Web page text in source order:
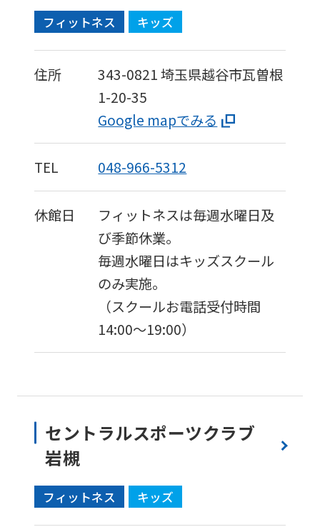
フィットネス キッズ
住所 343-0821埼玉県越谷市瓦曽根
1-20-35
Google mapでみる
TEL 048-966-5312
休館日
フィットネスは毎週水曜日及
び季節休業。
毎週水曜日はキッズスクール
のみ実施。
（スクールお電話受付時間
14:00～19:00）
セントラルスポーツクラブ
岩槻
フィットネス キッズ